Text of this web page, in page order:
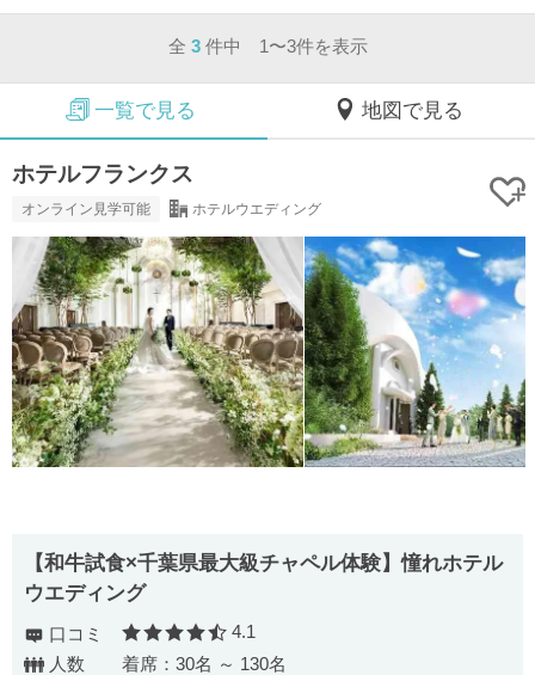
全 3 件中 1〜3件を表示
一覧で見る 地図で見る
ホテルフランクス
オンライン見学可能 ホテルウエディング
【和牛試食×千葉県最大級チャペル体験】憧れホテル
ウエディング
口コミ 口コミ評価
4.1
人数
着席：30名 ～ 130名